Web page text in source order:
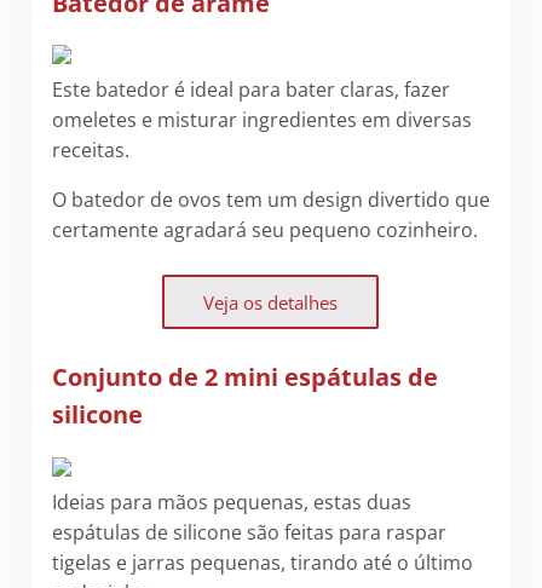
Este batedor é ideal para bater claras, fazer
omeletes e misturar ingredientes em diversas
receitas.
O batedor de ovos tem um design divertido que
certamente agradará seu pequeno cozinheiro.
Veja os detalhes
Conjunto de 2 mini espátulas de
silicone
Ideias para mãos pequenas, estas duas
espátulas de silicone são feitas para raspar
tigelas e jarras pequenas, tirando até o último